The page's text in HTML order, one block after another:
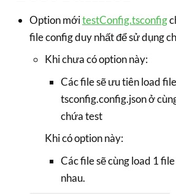
Option mớitestConfig.tsconfig
file config duy nhất để sử dụng
Khi chưa có option này:
Các file sẽ ưu tiên load file
tsconfig.config.json ở
chứa test
Khi có option này:
Các file sẽ cùng load 1
nhau.